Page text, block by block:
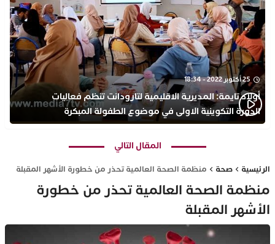
25 أكتوبر 2022 - 18:34
أولاد تايمة: المديرية الاقليمية لتارودانت تنظم فعاليات
الدورة التكوينية الاولى في موضوع الطفولة المبكرة
بمركز التكوين ثانوية الحسن الثاني التأهيلية
المقال التالي
الرئيسية صحة منظمة الصحة العالمية تحذر من خطورة الأشهر المقبلة
منظمة الصحة العالمية تحذر من خطورة
الأشهر المقبلة